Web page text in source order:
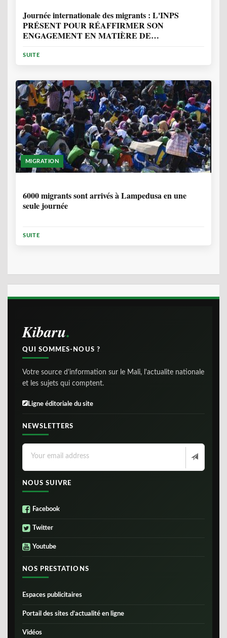
Journée internationale des migrants : L'INPS
PRÉSENT POUR RÉAFFIRMER SON
ENGAGEMENT EN MATIÈRE DE
SUITE
MIGRATION
6000 migrants sont arrivés à Lampedusa en une
seule journée
SUITE
Kibaru
QUI SOMMES-NOUS ?
Votre source d'information sur le Mali, l'actualite nationale
et les sujets qui comptent.
Ligne éditoriale du site
NEWSLETTERS
NOUS SUIVRE
Facebook
Twitter
Youtube
NOS PRESTATIONS
Espaces publicitaires
Portail des sites d’actualité en ligne
Vidéos